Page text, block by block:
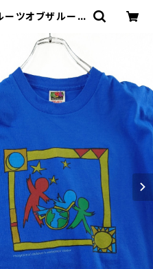
ーツオブザルーム
着屋 9chord